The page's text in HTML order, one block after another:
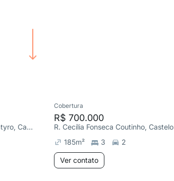
R. Desembargador José Satyro, Castelo
Cobertura
R$ 700.000
R. Cecília Fonseca Coutinho, Castelo
185m² 3 2
Ver contato